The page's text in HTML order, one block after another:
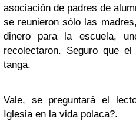
asociación de padres de
se reunieron sólo las
dinero para la escuela,
recolectaron. Seguro que
tanga.
Vale, se preguntará el
Iglesia en la vida polaca?.